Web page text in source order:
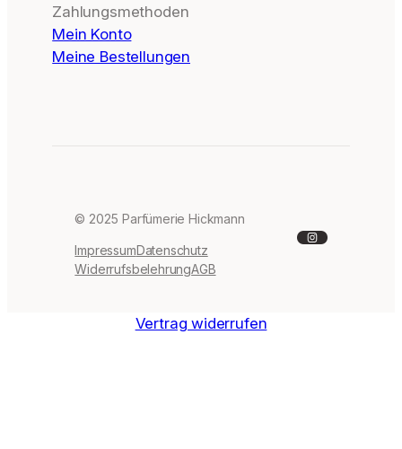
Zahlungsmethoden
Mein Konto
Meine Bestellungen
© 2025 Parfümerie Hickmann
ImpressumDatenschutz
WiderrufsbelehrungAGB
Instagram
Vertrag widerrufen